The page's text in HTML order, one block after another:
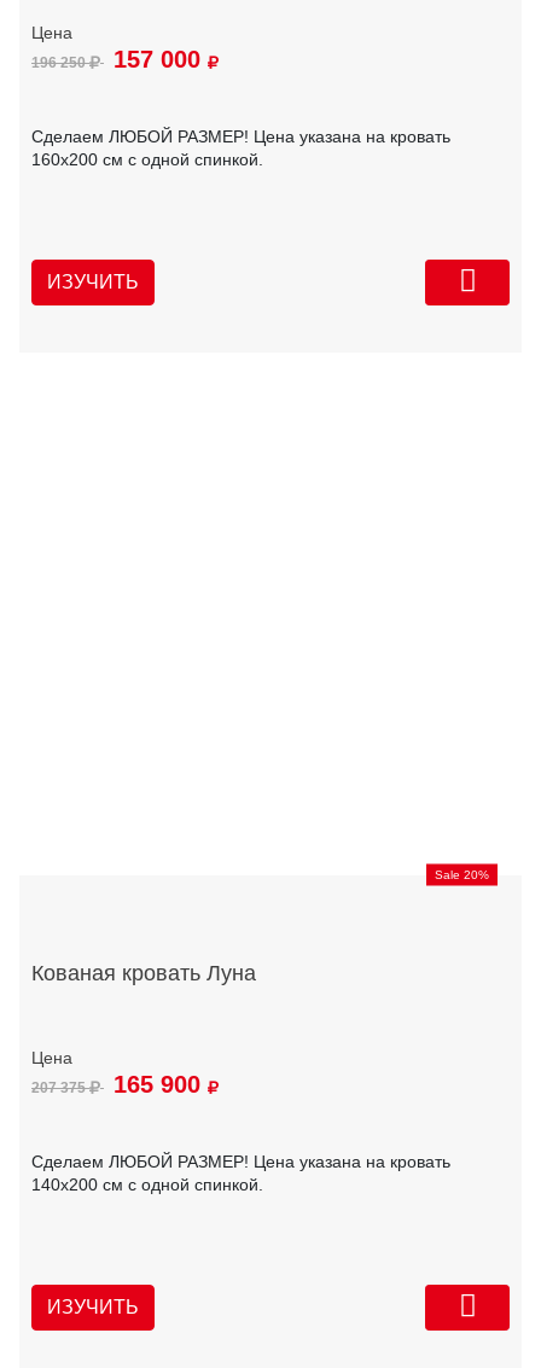
196 250 157 000
Сделаем ЛЮБОЙ РАЗМЕР! Цена указана на кровать
160х200 см с одной спинкой.
ИЗУЧИТЬ
Sale 20%
Кованая кровать Луна
207 375 165 900
Сделаем ЛЮБОЙ РАЗМЕР! Цена указана на кровать
140х200 см с одной спинкой.
ИЗУЧИТЬ